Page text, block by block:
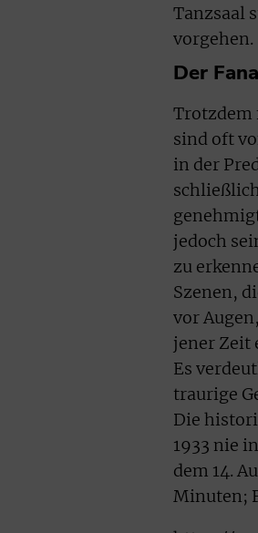
Tanzsaal
vorgehen.
Der
Trotzdem
sind oft
in der
jedoch
zu
Szenen,
vor
jener Zeit
Es
traurige
Die
1933 nie
dem 14.
Minuten;